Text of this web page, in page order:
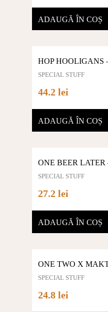
ADAUGĂ ÎN COȘ
HOP HOOLIGANS
SPECIAL STUFF
44.2 lei
ADAUGĂ ÎN COȘ
ONE BEER LATER
SPECIAL STUFF
27.2 lei
ADAUGĂ ÎN COȘ
ONE TWO X
SPECIAL STUFF
24.8 lei